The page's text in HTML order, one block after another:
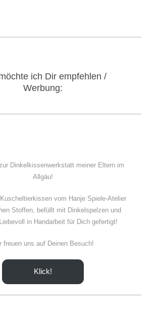
ich Dir empfehlen /
Werbung:
Dinkelkissenwerkstatt meiner Eltern im
Allgäu!
vom Hanje Spiele-Atelier
Stoffen, befüllt mit Dinkelspelzen und
in Handarbeit für Dich gefertigt!
freuen uns auf Deinen Besuch!
Klick!